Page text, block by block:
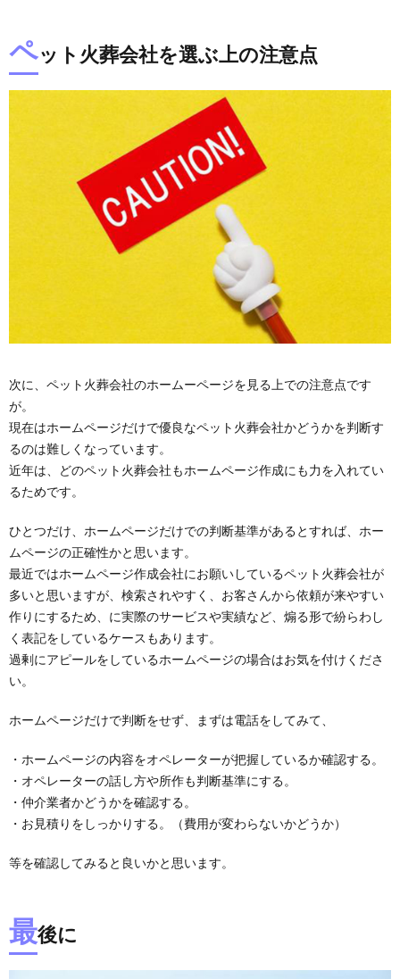
ペット火葬会社を選ぶ上の注意点
次に、ペット火葬会社のホームーページを見る上での注意点です
が。
現在はホームページだけで優良なペット火葬会社かどうかを判断す
るのは難しくなっています。
近年は、どのペット火葬会社もホームページ作成にも力を入れてい
るためです。
ひとつだけ、ホームページだけでの判断基準があるとすれば、ホー
ムページの正確性かと思います。
最近ではホームページ作成会社にお願いしているペット火葬会社が
多いと思いますが、検索されやすく、お客さんから依頼が来やすい
作りにするため、に実際のサービスや実績など、煽る形で紛らわし
く表記をしているケースもあります。
過剰にアピールをしているホームページの場合はお気を付けくださ
い。
ホームページだけで判断をせず、まずは電話をしてみて、
・ホームページの内容をオペレーターが把握しているか確認する。
・オペレーターの話し方や所作も判断基準にする。
・仲介業者かどうかを確認する。
・お見積りをしっかりする。（費用が変わらないかどうか）
等を確認してみると良いかと思います。
最後に